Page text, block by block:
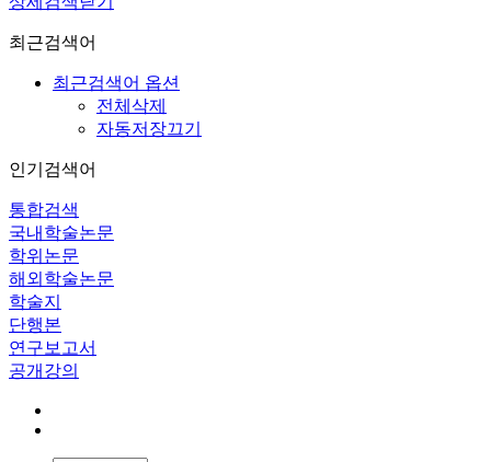
최근검색어
최근검색어 옵션
전체삭제
자동저장끄기
인기검색어
통합검색
국내학술논문
학위논문
해외학술논문
학술지
단행본
연구보고서
공개강의